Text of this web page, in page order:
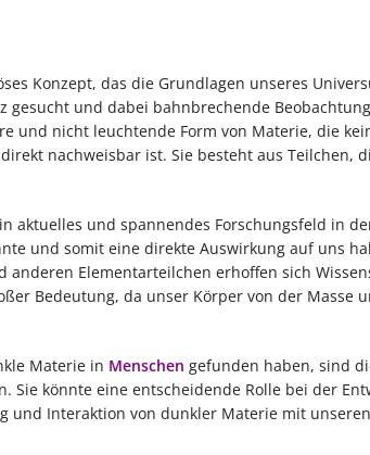
Konzept, das die Grundlagen unseres
gesucht und dabei bahnbrechende
und nicht leuchtende Form von Materie, die
nachweisbar ist. Sie besteht aus Teilchen,
aktuelles und spannendes Forschungsfeld in
und somit eine direkte Auswirkung auf uns
Elementarteilchen erhoffen sich
Bedeutung, da unser Körper von der Masse
Materie in Menschen gefunden haben, sind
könnte eine entscheidende Rolle bei der
und Interaktion von dunkler Materie mit